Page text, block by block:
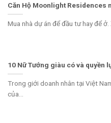
Căn Hộ Moonlight Residences
Mua nhà dự án để đầu tư hay để ở.
10 Nữ Tướng giàu có và quyền
Trong giới doanh nhân tại Việt
của...